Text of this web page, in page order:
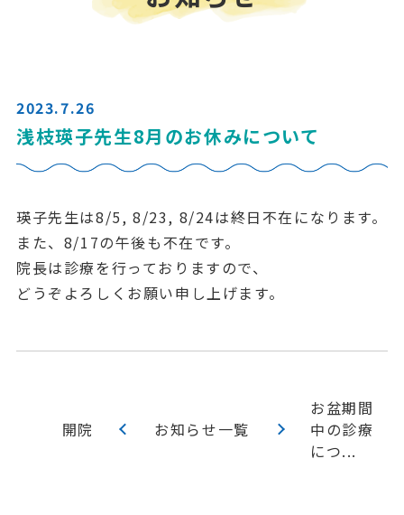
2023.7.26
浅枝瑛子先生8月のお休みについて
瑛子先生は8/5, 8/23, 8/24は終日不在になります。
また、8/17の午後も不在です。
院長は診療を行っておりますので、
どうぞよろしくお願い申し上げます。
開院 お知らせ一覧
お盆期間
中の診療
につ...